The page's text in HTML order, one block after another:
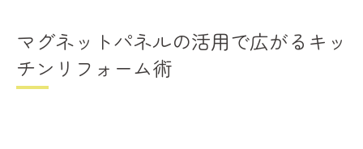
マグネットキッチンパネル導入のおすすめ
ポイント
マグネットパネルの活用で広がるキッ
チンリフォーム術